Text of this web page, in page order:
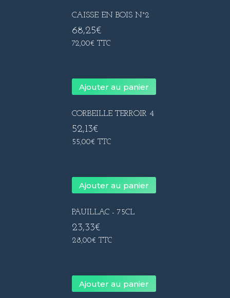
CAISSE EN BOIS N°2
68,25€
72,00€ TTC
Ajouter au panier
CORBEILLE TERROIR 4
52,13€
55,00€ TTC
Ajouter au panier
PAUILLAC - 75CL
23,33€
28,00€ TTC
Ajouter au panier